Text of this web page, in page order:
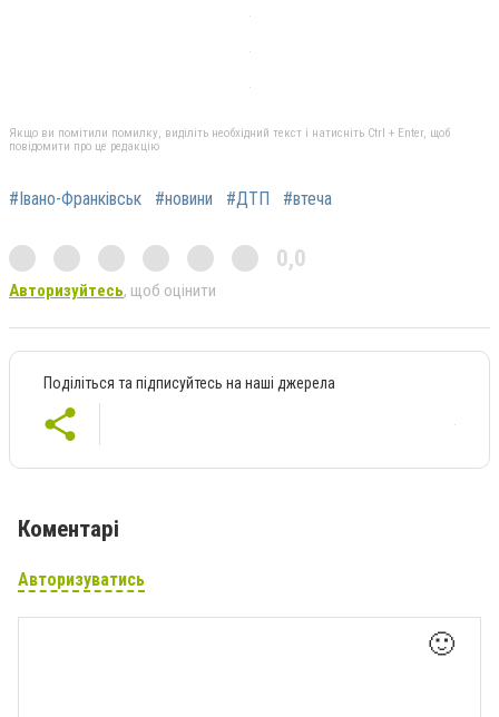
Якщо ви помітили помилку, виділіть необхідний текст і натисніть Ctrl + Enter, щоб
повідомити про це редакцію
#Івано-Франківськ #новини #ДТП #втеча
0,0
Авторизуйтесь, щоб оцінити
Поділіться та підписуйтесь на наші джерела
Коментарі
Авторизуватись
🙂